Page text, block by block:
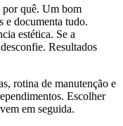
por quê. Um bom
e documenta tudo.
estética. Se a
Resultados
rotina de manutenção e
Escolher
em seguida.